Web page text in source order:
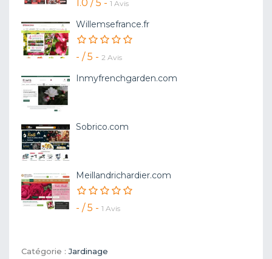
1.0 / 5 - 1 Avis
Willemsefrance.fr
- / 5 - 2 Avis
Inmyfrenchgarden.com
Sobrico.com
Meillandrichardier.com
- / 5 - 1 Avis
Catégorie :Jardinage